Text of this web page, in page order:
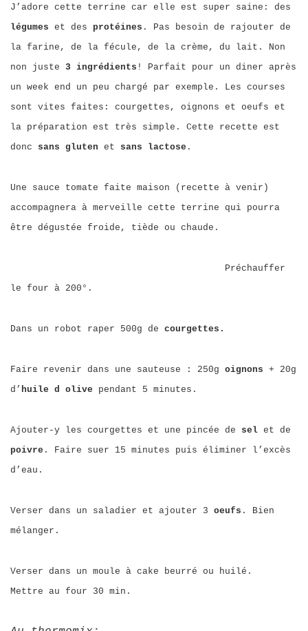
J’adore cette terrine car elle est super saine: des
légumes et des protéines . Pas besoin de rajouter de
la farine, de la fécule, de la crème, du lait. Non
non juste 3 ingrédients ! Parfait pour un diner après
un week end un peu chargé par exemple. Les courses
sont vites faites: courgettes, oignons et oeufs et
la préparation est très simple. Cette recette est
donc sans gluten et sans lactose .
Une sauce tomate faite maison (recette à venir)
accompagnera à merveille cette terrine qui pourra
être dégustée froide, tiède ou chaude.
Préchauffer
le four à 200°.
Dans un robot raper 500g de courgettes.
Faire revenir dans une sauteuse : 250g oignons + 20g
d’ huile d olive pendant 5 minutes.
Ajouter-y les courgettes et une pincée de sel et de
poivre . Faire suer 15 minutes puis éliminer l’excès
d’eau.
Verser dans un saladier et ajouter 3 oeufs . Bien
mélanger.
Verser dans un moule à cake beurré ou huilé.
Mettre au four 30 min.